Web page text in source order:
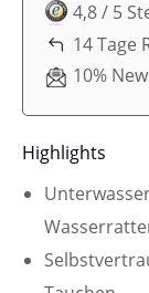
4,8 / 5
14 Tage
10%
Highlights